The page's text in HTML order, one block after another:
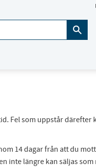
Fel som uppstår därefter
14 dagar från att du
inte längre kan säljas